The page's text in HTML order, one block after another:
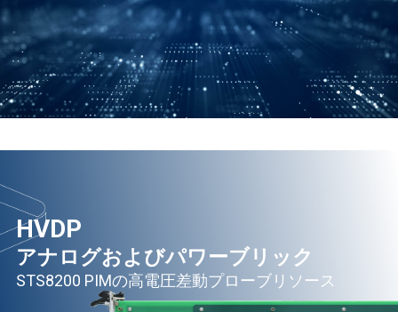
HVDP
アナログおよびパワーブリック
STS8200 PIMの高電圧差動プローブリソース